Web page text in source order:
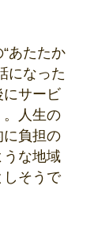
あたたか
になった
にサービ
。人生の
に負担の
うな地域
しそうで